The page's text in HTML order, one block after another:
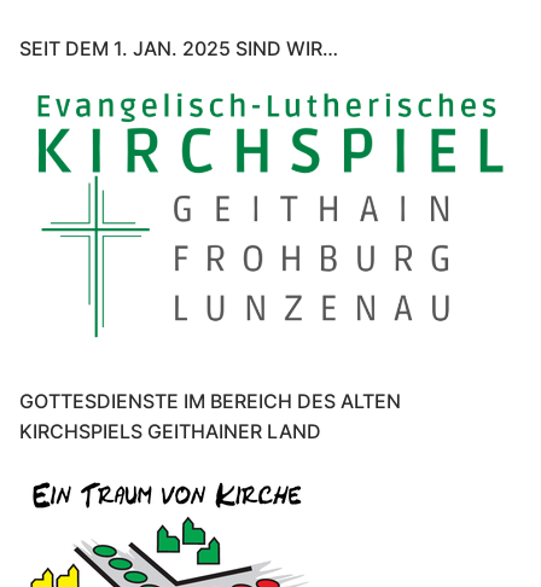
SEIT DEM 1. JAN. 2025 SIND WIR…
GOTTESDIENSTE IM BEREICH DES ALTEN
KIRCHSPIELS GEITHAINER LAND